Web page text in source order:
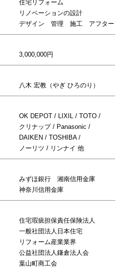
住宅リフォーム
リノベーションの設計
デザイン 管理 施工 アフター
3,000,000円
八木 宏教（やぎ ひろのり）
OK DEPOT / LIXIL / TOTO /
クリナップ / Panasonic /
DAIKEN / TOSHIBA /
ノーリツ / リンナイ 他
みずほ銀行 湘南信用金庫
神奈川信用金庫
住宅瑕疵担保責任保険法人
一般社団法人日本住宅
リフォーム産業業界
公益社団法人鎌倉法人会
葉山町商工会